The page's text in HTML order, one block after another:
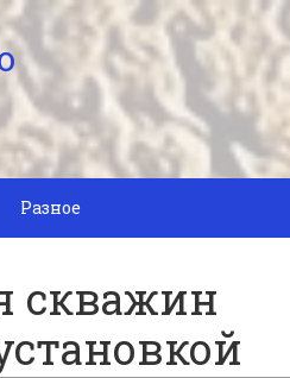
Разное
скважин